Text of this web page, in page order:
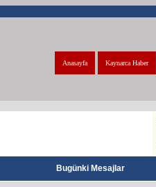
Kaynarca Haber
Anasayfa
Bugünki Mesajlar